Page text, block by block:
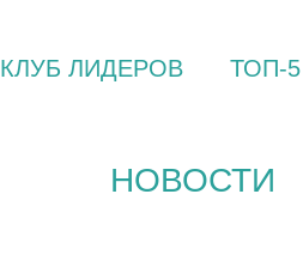
КЛУБ ЛИДЕРОВ ТОП-5
НОВОСТИ